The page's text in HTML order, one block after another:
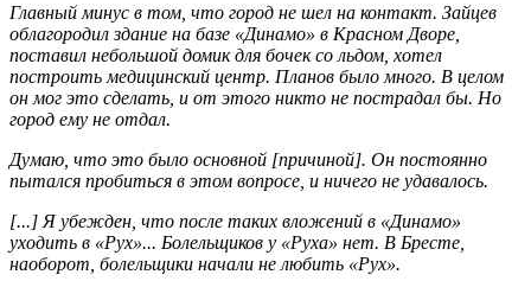
Главный минус в том, что город не шел на контакт. Зайцев
облагородил здание на базе «Динамо» в Красном Дворе,
поставил небольшой домик для бочек со льдом, хотел
построить медицинский центр. Планов было много. В целом
он мог это сделать, и от этого никто не пострадал бы. Но
город ему не отдал.
Думаю, что это было основной [причиной]. Он постоянно
пытался пробиться в этом вопросе, и ничего не удавалось.
[...] Я убежден, что после таких вложений в «Динамо»
уходить в «Рух»... Болельщиков у «Руха» нет. В Бресте,
наоборот, болельщики начали не любить «Рух».